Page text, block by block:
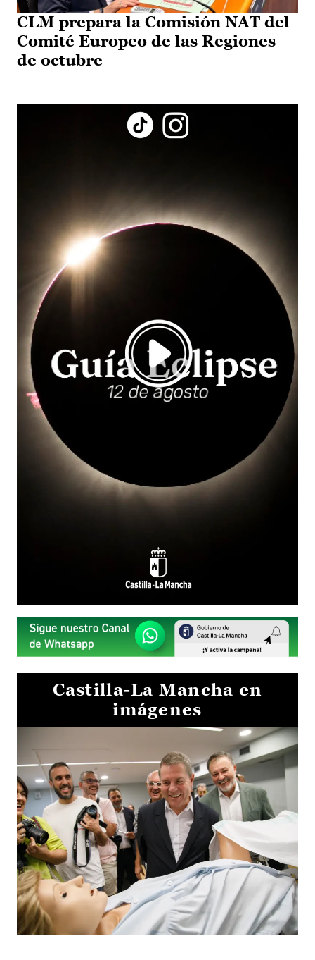
CLM prepara la Comisión NAT del
Comité Europeo de las Regiones
de octubre
Castilla-La Mancha en
imágenes